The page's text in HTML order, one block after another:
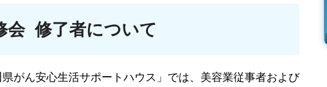
会 修了者について
がん安心生活サポートハウス」では、美容業従事者および